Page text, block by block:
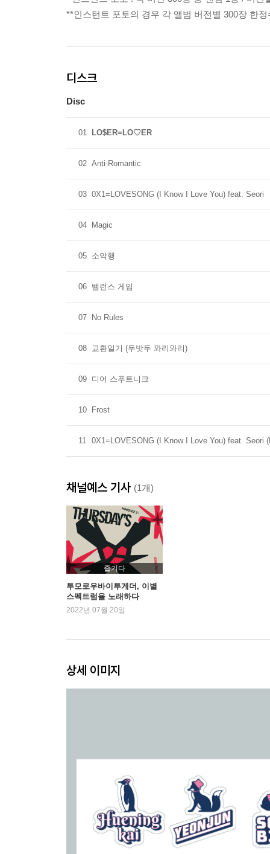
**인스턴트 포토의 경우 각 앨범 버전별 300장 한
디스크
Disc
01 LO$ER=LO♡ER
02 Anti-Romantic
03 0X1=LOVESONG (I Know I Love You) feat. Seori
04 Magic
05 소악행
06 밸런스 게임
07 No Rules
08 교환일기 (두밧두 와리와리)
09 디어 스푸트니크
10 Frost
11 0X1=LOVESONG (I Know I Love You) feat. Seori
채널예스 기사 (1개)
즐기다
투모로우바이투게더, 이별
스펙트럼을 노래하다
2022년 07월 20일
상세 이미지